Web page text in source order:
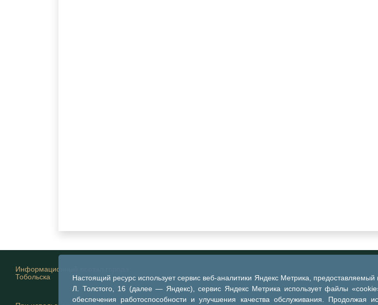
Настоящий ресурс использует сервис веб-аналитики Яндекс Метрика,
Л. Толстого, 16 (далее — Яндекс), сервис Яндекс Метрика использует файлы
обеспечения работоспособности и улучшения качества обслуживания. Продолжая
Информационный портал города
Тобольска